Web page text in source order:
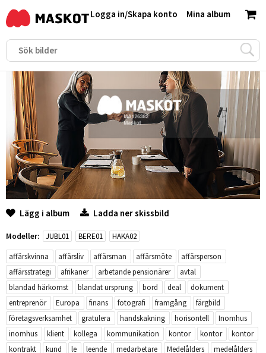
Mina album
Logga in/Skapa konto
Lägg i album Ladda ner skissbild
Modeller: JUBL01 BERE01
HAKA02
affärskvinna
affärsliv affärsman affärsmöte
affärsperson
affärsstrategi
afrikaner arbetande pensionärer
avtal
blandad härkomst
blandat ursprung bord deal
dokument
entreprenör
Europa finans fotografi framgång
färgbild
företagsverksamhet
gratulera handskakning horisontell
Inomhus
inomhus
klient kollega kommunikation kontor kontor
kontor
kontrakt
kund le leende medarbetare Medelålders
medelålders